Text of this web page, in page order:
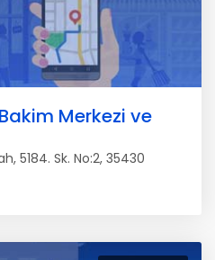
Merkezi ve
5184. Sk. No:2, 35430